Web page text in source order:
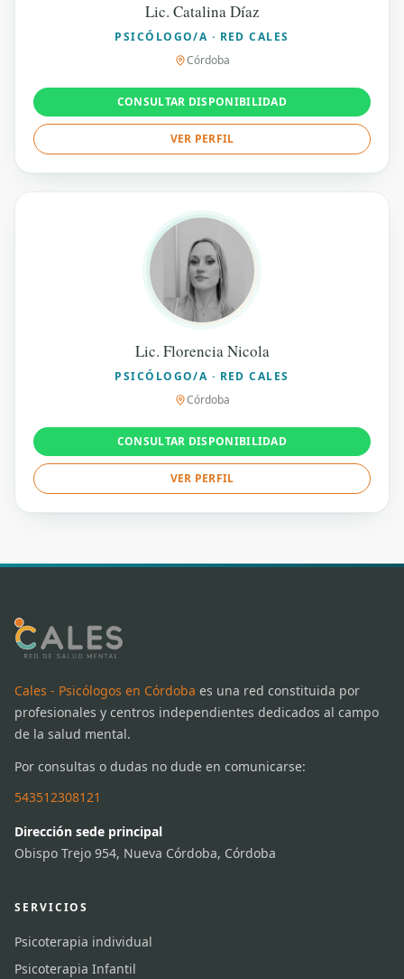
Lic. Catalina Díaz
PSICÓLOGO/A · RED CALES
Córdoba
CONSULTAR DISPONIBILIDAD
VER PERFIL
Lic. Florencia Nicola
PSICÓLOGO/A · RED CALES
Córdoba
CONSULTAR DISPONIBILIDAD
VER PERFIL
Cales - Psicólogos en Córdoba es una red constituida por
profesionales y centros independientes dedicados al campo
de la salud mental.
Por consultas o dudas no dude en comunicarse:
543512308121
Dirección sede principal
Obispo Trejo 954, Nueva Córdoba, Córdoba
SERVICIOS
Psicoterapia individual
Psicoterapia Infantil